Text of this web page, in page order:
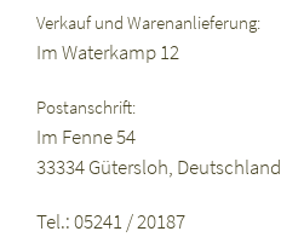
Verkauf und Warenanlieferung:
Im Waterkamp 12
Postanschrift:
Im Fenne 54
33334 Gütersloh, Deutschland
Tel.: 05241 / 20187